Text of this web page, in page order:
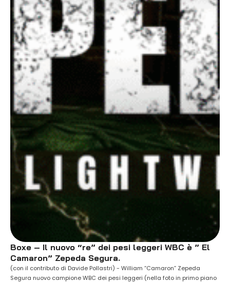
Boxe – Il nuovo “re” dei pesi leggeri WBC è ” El
Camaron” Zepeda Segura.
(con il contributo di Davide Pollastri) - William “Camaron” Zepeda
Segura nuovo campione WBC dei pesi leggeri (nella foto in primo piano